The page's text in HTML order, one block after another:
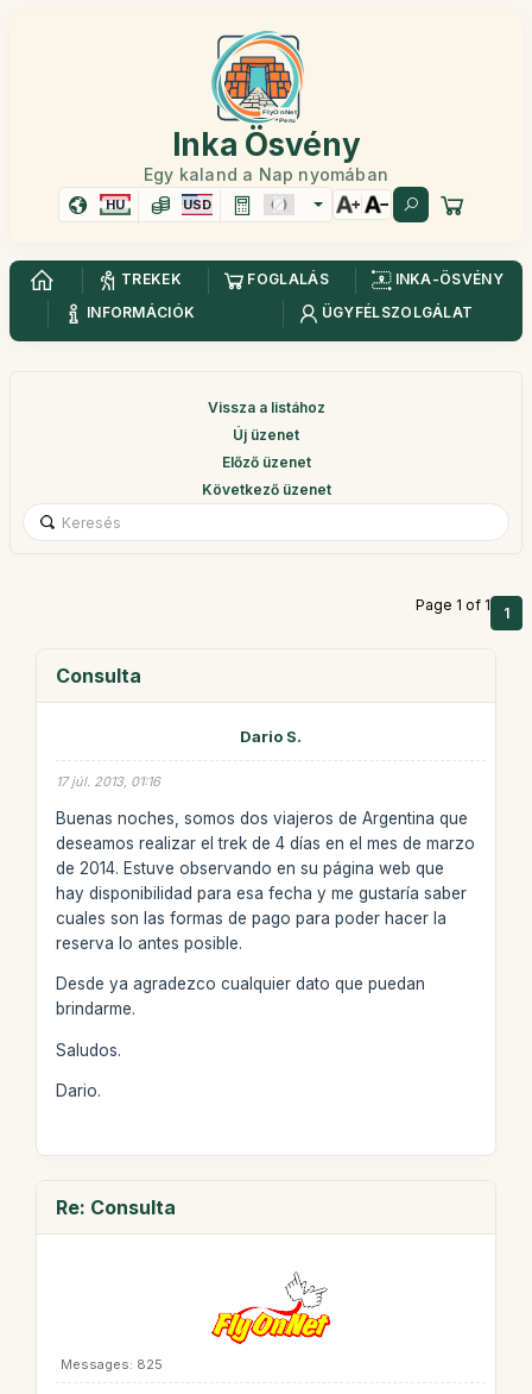
Inka Ösvény
Egy kaland a Nap nyomában
HU USD
TREKEK FOGLALÁS
INKA-ÖSVÉNY
INFORMÁCIÓK
ÜGYFÉLSZOLGÁLAT
Vissza a listához
Új üzenet
Előző üzenet
Következő üzenet
Page 1 of 1 1
Consulta
Dario S.
17 júl. 2013, 01:16
Buenas noches, somos dos viajeros de Argentina que
deseamos realizar el trek de 4 días en el mes de marzo
de 2014. Estuve observando en su página web que
hay disponibilidad para esa fecha y me gustaría saber
cuales son las formas de pago para poder hacer la
reserva lo antes posible.
Desde ya agradezco cualquier dato que puedan
brindarme.
Saludos.
Dario.
Re: Consulta
Messages: 825